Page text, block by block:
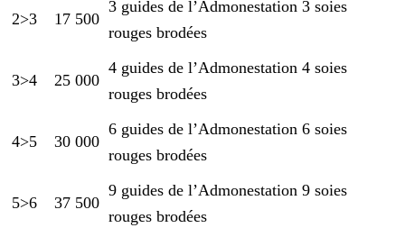
2>3 17 500
3 guides de l’Admonestation 3 soies
rouges brodées
3>4 25 000
4 guides de l’Admonestation 4 soies
rouges brodées
4>5 30 000
6 guides de l’Admonestation 6 soies
rouges brodées
5>6 37 500
9 guides de l’Admonestation 9 soies
rouges brodées